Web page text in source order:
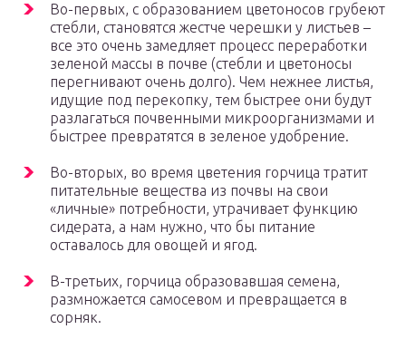
Во-первых, с образованием цветоносов грубеют
стебли, становятся жестче черешки у листьев –
все это очень замедляет процесс переработки
зеленой массы в почве (стебли и цветоносы
перегнивают очень долго). Чем нежнее листья,
идущие под перекопку, тем быстрее они будут
разлагаться почвенными микроорганизмами и
быстрее превратятся в зеленое удобрение.
Во-вторых, во время цветения горчица тратит
питательные вещества из почвы на свои
«личные» потребности, утрачивает функцию
сидерата, а нам нужно, что бы питание
оставалось для овощей и ягод.
В-третьих, горчица образовавшая семена,
размножается самосевом и превращается в
сорняк.